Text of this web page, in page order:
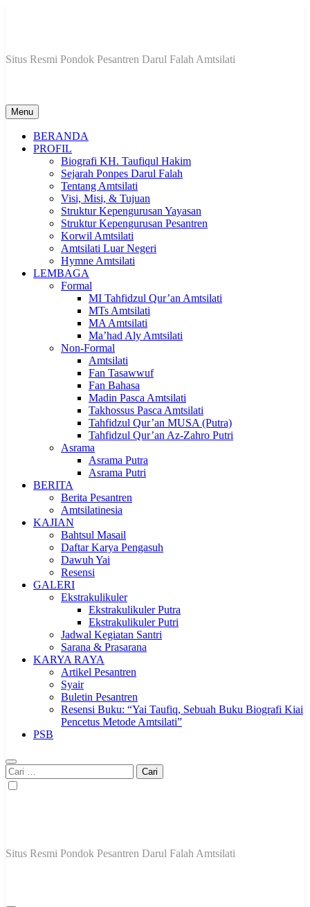
Situs Resmi Pondok Pesantren Darul Falah Amtsilati
Menu
BERANDA
PROFIL
Biografi KH. Taufiqul Hakim
Sejarah Ponpes Darul Falah
Tentang Amtsilati
Visi, Misi, & Tujuan
Struktur Kepengurusan Yayasan
Struktur Kepengurusan Pesantren
Korwil Amtsilati
Amtsilati Luar Negeri
Hymne Amtsilati
LEMBAGA
Formal
MI Tahfidzul Qur’an Amtsilati
MTs Amtsilati
MA Amtsilati
Ma’had Aly Amtsilati
Non-Formal
Amtsilati
Fan Tasawwuf
Fan Bahasa
Madin Pasca Amtsilati
Takhossus Pasca Amtsilati
Tahfidzul Qur’an MUSA (Putra)
Tahfidzul Qur’an Az-Zahro Putri
Asrama
Asrama Putra
Asrama Putri
BERITA
Berita Pesantren
Amtsilatinesia
KAJIAN
Bahtsul Masail
Daftar Karya Pengasuh
Dawuh Yai
Resensi
GALERI
Ekstrakulikuler
Ekstrakulikuler Putra
Ekstrakulikuler Putri
Jadwal Kegiatan Santri
Sarana & Prasarana
KARYA RAYA
Artikel Pesantren
Syair
Buletin Pesantren
Resensi Buku: “Yai Taufiq, Sebuah Buku Biografi Kiai
Pencetus Metode Amtsilati”
PSB
Cari
untuk:
Situs Resmi Pondok Pesantren Darul Falah Amtsilati